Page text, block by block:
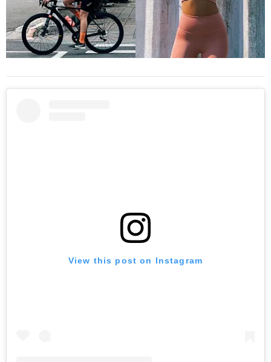
View this post on Instagram